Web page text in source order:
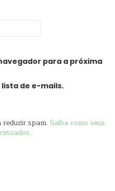
para a próxima
de e-mails.
spam. Saiba como seus
.